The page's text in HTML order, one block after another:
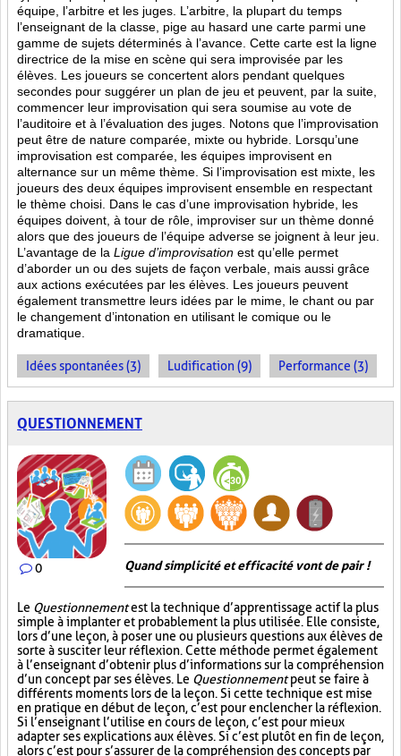
équipe, l’arbitre et les juges. L’arbitre, la plupart du temps
l’enseignant de la classe, pige au hasard une carte parmi une
gamme de sujets déterminés à l’avance. Cette carte est la ligne
directrice de la mise en scène qui sera improvisée par les
élèves. Les joueurs se concertent alors pendant quelques
secondes pour suggérer un plan de jeu et peuvent, par la suite,
commencer leur improvisation qui sera soumise au vote de
l’auditoire et à l’évaluation des juges. Notons que l’improvisation
peut être de nature comparée, mixte ou hybride. Lorsqu’une
improvisation est comparée, les équipes improvisent en
alternance sur un même thème. Si l’improvisation est mixte, les
joueurs des deux équipes improvisent ensemble en respectant
le thème choisi. Dans le cas d’une improvisation hybride, les
équipes doivent, à tour de rôle, improviser sur un thème donné
alors que des joueurs de l’équipe adverse se joignent à leur jeu.
L’avantage de la Ligue d’improvisation est qu’elle permet
d’aborder un ou des sujets de façon verbale, mais aussi grâce
aux actions exécutées par les élèves. Les joueurs peuvent
également transmettre leurs idées par le mime, le chant ou par
le changement d’intonation en utilisant le comique ou le
dramatique.
Idées spontanées (3) Ludification (9) Performance (3)
QUESTIONNEMENT
0 Quand simplicité et efficacité vont de pair !
Le Questionnementest la technique d’apprentissage actif la plus
simple à implanter et probablement la plus utilisée. Elle consiste,
lors d’une leçon, à poser une ou plusieurs questions aux élèves de
sorte à susciter leur réflexion. Cette méthode permet également
à l’enseignant d’obtenir plus d’informations sur la compréhension
d’un concept par ses élèves. Le Questionnementpeut se faire à
différents moments lors de la leçon. Si cette technique est mise
en pratique en début de leçon, c’est pour enclencher la réflexion.
Si l’enseignant l’utilise en cours de leçon, c’est pour mieux
adapter ses explications aux élèves. Si c’est plutôt en fin de leçon,
alors c’est pour s’assurer de la compréhension des concepts par